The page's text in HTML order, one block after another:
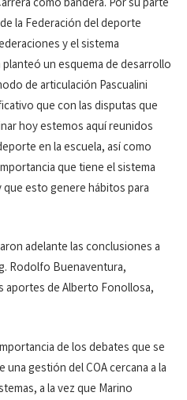
como bandera. Por su parte
la Federación del deporte
y el sistema
un esquema de desarrollo
de articulación Pascualini
que con las disputas que
hoy estemos aquí reunidos
en la escuela, así como
que tiene el sistema
esto genere hábitos para
adelante las conclusiones a
Rodolfo Buenaventura,
aportes de Alberto Fonollosa,
de los debates que se
gestión del COA cercana a la
a la vez que Marino